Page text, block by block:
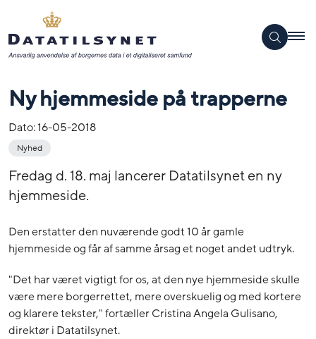
Ny hjemmeside på trapperne
Dato:16-05-2018
Nyhed
Fredag d. 18. maj lancerer Datatilsynet en ny
hjemmeside.
Den erstatter den nuværende godt 10 år gamle
hjemmeside og får af samme årsag et noget andet udtryk.
"Det har været vigtigt for os, at den nye hjemmeside skulle
være mere borgerrettet, mere overskuelig og med kortere
og klarere tekster," fortæller Cristina Angela Gulisano,
direktør i Datatilsynet.